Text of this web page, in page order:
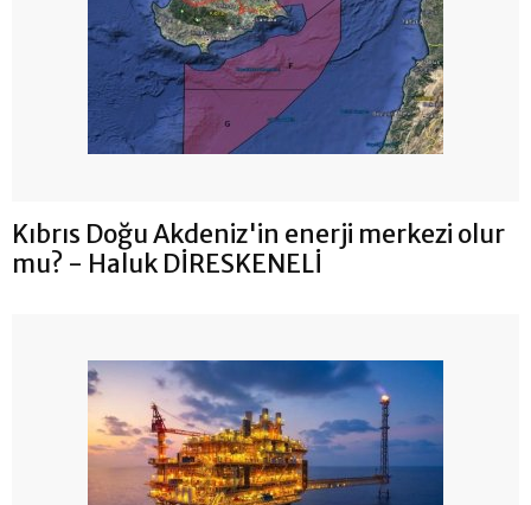
Kıbrıs Doğu Akdeniz'in enerji merkezi olur
mu? - Haluk DİRESKENELİ